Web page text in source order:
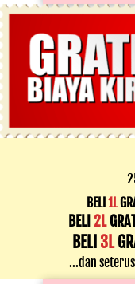
BELI 1L
BELI 2L
BELI 3L
...dan